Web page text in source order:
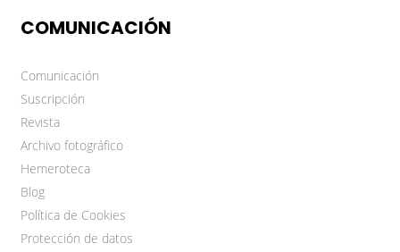
COMUNICACIÓN
Comunicación
Suscripción
Revista
Archivo fotográfico
Hemeroteca
Blog
Política de Cookies
Protección de datos